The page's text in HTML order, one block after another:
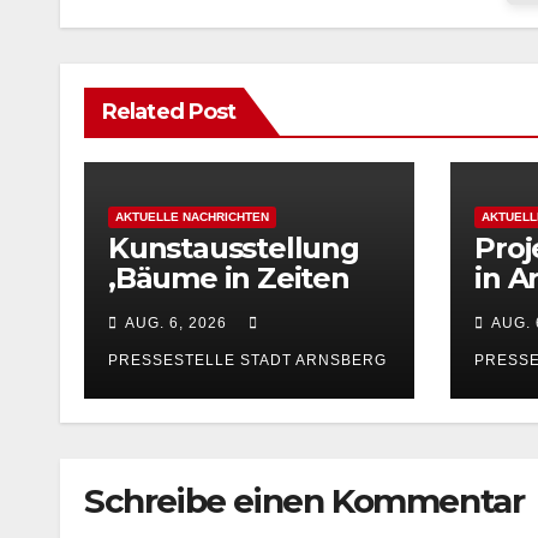
Related Post
AKTUELLE NACHRICHTEN
Kunstausstellung
‚Bäume in Zeiten
Unvernunft‘ im
Bürgerzentrum
Arnsberg
AUG. 6, 2026
PRESSESTELLE STADT ARNSBERG
in
AUG.
Schreibe einen Kommentar